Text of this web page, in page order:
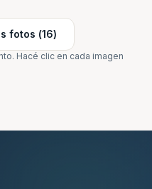
fotos (16)
Hacé clic en cada imagen